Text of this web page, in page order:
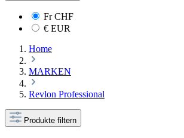
FrCHF
€ EUR
Home
MARKEN
Revlon Professional
Produkte filtern